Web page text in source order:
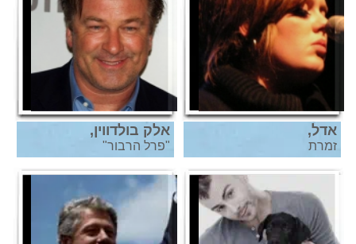
אדל,
זמרת
אלק בולדווין,
"פרל הרבור"